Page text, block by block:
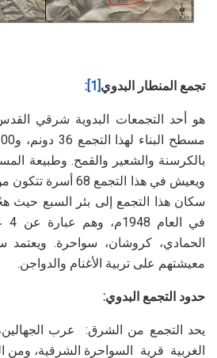
تجمع المنطار البدوي [1]
:
هو أحد التجمعات البدوية شرقي
بالكرسنة والشعير والقمح. وطبيعة
سكان هذا التجمع إلى بئر السبع حيث
في
الحمادي، كروشان، سواحرة.
معيشتهم على تربية الأغنام والدواجن.
حدود التجمع البدوي:
يحد التجمع من الشرق: عرب
الغربية قرية السواحرة الشرقية، ومن